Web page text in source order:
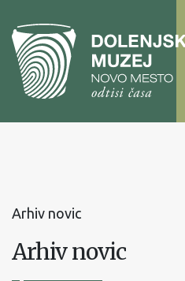
vsebinoNa
glavni
meni
Arhiv novic
Arhiv novic